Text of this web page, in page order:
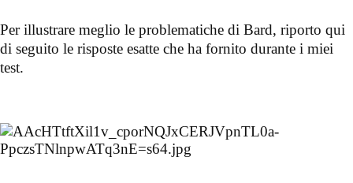
Per illustrare meglio le problematiche di Bard, riporto qui
di seguito le risposte esatte che ha fornito durante i miei
test.